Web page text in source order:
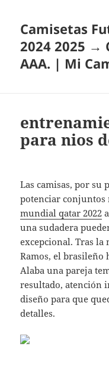
Camisetas
2024 2025 →
AAA. | Mi
para nios
Las camisas, por su
potenciar
mundial qatar 2022
una sudadera
excepcional. Tras la
Ramos, el
Alaba una pareja
resultado, atención
diseño para que
detalles.